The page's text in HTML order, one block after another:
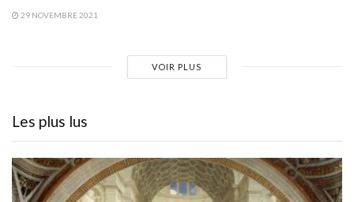
29 NOVEMBRE 2021
VOIR PLUS
Les plus lus